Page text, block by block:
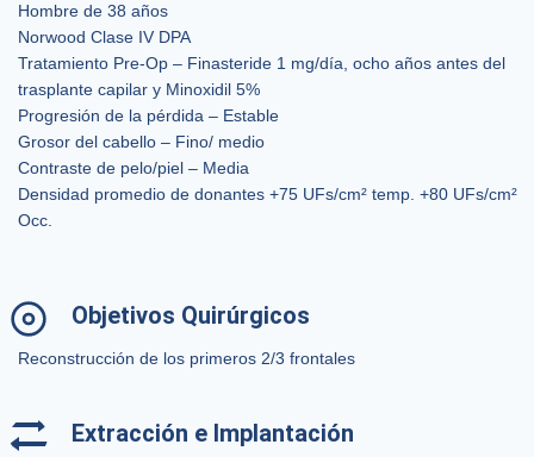
Hombre de 38 años
Norwood Clase IV DPA
Tratamiento Pre-Op – Finasteride 1 mg/día, ocho años antes del
trasplante capilar y Minoxidil 5%
Progresión de la pérdida – Estable
Grosor del cabello – Fino/ medio
Contraste de pelo/piel – Media
Densidad promedio de donantes +75 UFs/cm² temp. +80 UFs/cm²
Occ.
Objetivos Quirúrgicos
Reconstrucción de los primeros 2/3 frontales
Extracción e Implantación